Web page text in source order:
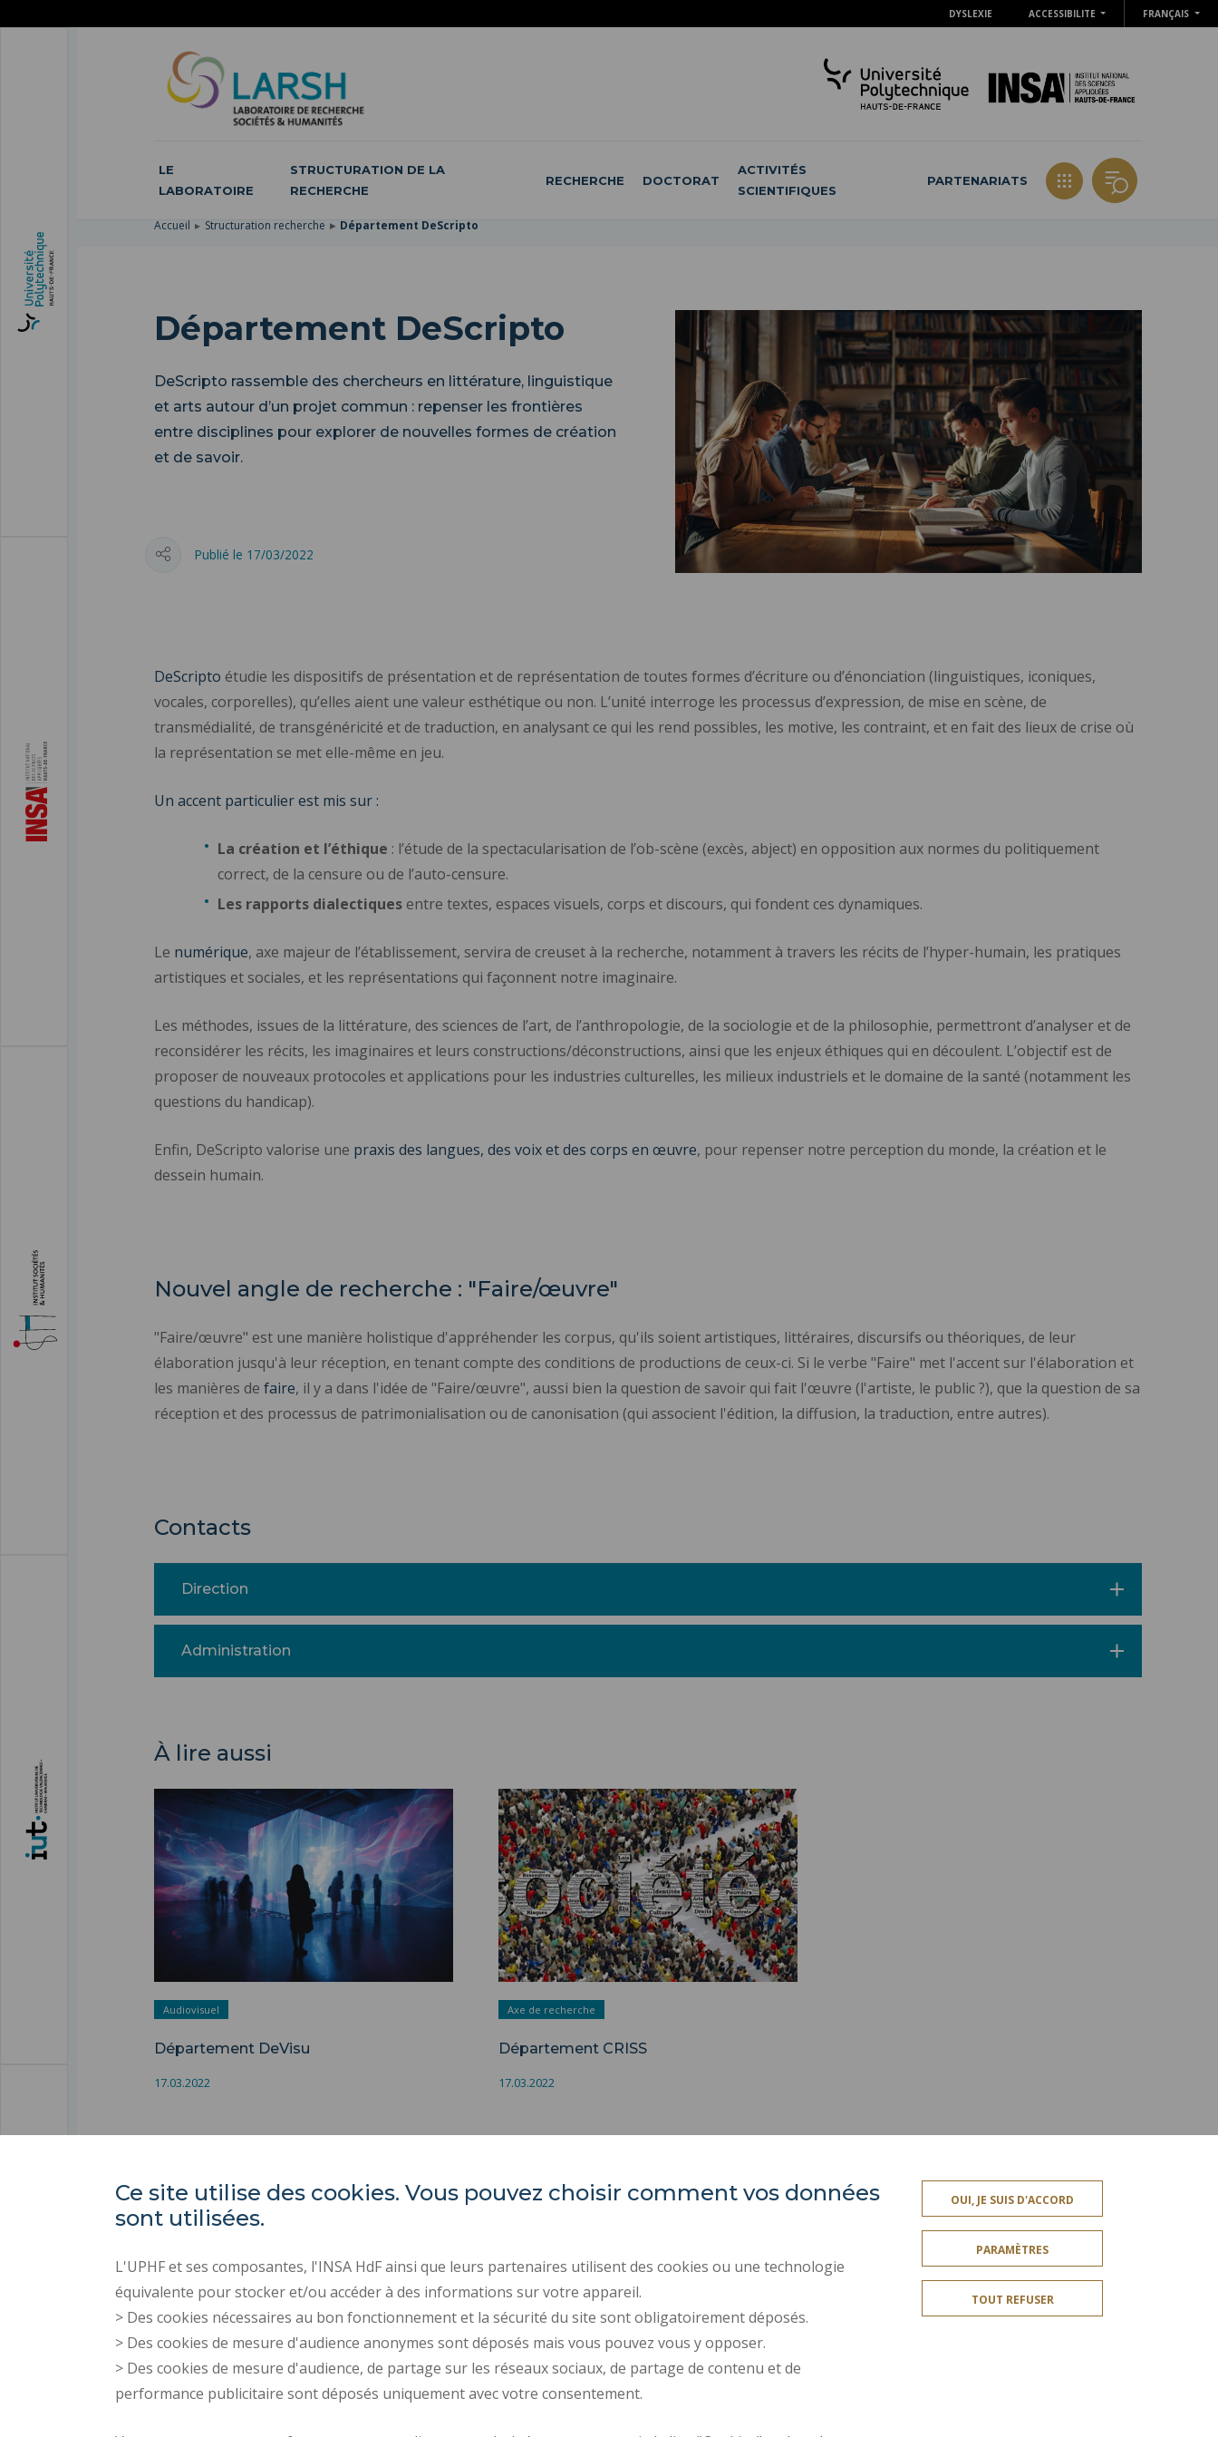
DYSLEXIE ACCESSIBILITE FRANÇAIS
LE
LABORATOIRE
STRUCTURATION DE LA
RECHERCHE
RECHERCHE DOCTORAT
ACTIVITÉS
SCIENTIFIQUES
PARTENARIATS
Accueil Structuration recherche Département DeScripto
Département DeScripto
DeScripto rassemble des chercheurs en littérature, linguistique
et arts autour d’un projet commun : repenser les frontières
entre disciplines pour explorer de nouvelles formes de création
et de savoir.
Publié le 17/03/2022
DeScripto étudie les dispositifs de présentation et de représentation de toutes formes d’écriture ou d’énonciation (linguistiques, iconiques,
vocales, corporelles), qu’elles aient une valeur esthétique ou non. L’unité interroge les processus d’expression, de mise en scène, de
transmédialité, de transgénéricité et de traduction, en analysant ce qui les rend possibles, les motive, les contraint, et en fait des lieux de crise où
la représentation se met elle-même en jeu.
Un accent particulier est mis sur :
La création et l’éthique : l’étude de la spectacularisation de l’ob-scène (excès, abject) en opposition aux normes du politiquement
correct, de la censure ou de l’auto-censure.
Les rapports dialectiquesentre textes, espaces visuels, corps et discours, qui fondent ces dynamiques.
Le numérique, axe majeur de l’établissement, servira de creuset à la recherche, notamment à travers les récits de l’hyper-humain, les pratiques
artistiques et sociales, et les représentations qui façonnent notre imaginaire.
Les méthodes, issues de la littérature, des sciences de l’art, de l’anthropologie, de la sociologie et de la philosophie, permettront d’analyser et de
reconsidérer les récits, les imaginaires et leurs constructions/déconstructions, ainsi que les enjeux éthiques qui en découlent. L’objectif est de
proposer de nouveaux protocoles et applications pour les industries culturelles, les milieux industriels et le domaine de la santé (notamment les
questions du handicap).
Enfin, DeScripto valorise une praxis des langues, des voix et des corps en œuvre, pour repenser notre perception du monde, la création et le
dessein humain.
Nouvel angle de recherche : "Faire/œuvre"
"Faire/œuvre" est une manière holistique d'appréhender les corpus, qu'ils soient artistiques, littéraires, discursifs ou théoriques, de leur
élaboration jusqu'à leur réception, en tenant compte des conditions de productions de ceux-ci. Si le verbe "Faire" met l'accent sur l'élaboration et
les manières de faire, il y a dans l'idée de "Faire/œuvre", aussi bien la question de savoir qui fait l'œuvre (l'artiste, le public ?), que la question de sa
réception et des processus de patrimonialisation ou de canonisation (qui associent l'édition, la diffusion, la traduction, entre autres).
Contacts
Direction
Administration
À lire aussi
Département DeVisu ">
Audiovisuel
Département DeVisu
17.03.2022
Département CRISS ">
Axe de recherche
Département CRISS
17.03.2022
Les Tertiales
Rue des Cent Têtes
59313 VALENCIENNES CEDEX 9
CRÉDITS
RECRUTEMENTS PLAN DU SITE
DONNÉES PERSONNELLES
GESTION DES COOKIES
Ce site utilise des cookies. Vous pouvez choisir comment vos données
sont utilisées.
L'UPHF et ses composantes, l'INSA HdF ainsi que leurs partenaires utilisent des cookies ou une technologie
équivalente pour stocker et/ou accéder à des informations sur votre appareil.
> Des cookies nécessaires au bon fonctionnement et la sécurité du site sont obligatoirement déposés.
> Des cookies de mesure d'audience anonymes sont déposés mais vous pouvez vous y opposer.
> Des cookies de mesure d'audience, de partage sur les réseaux sociaux, de partage de contenu et de
performance publicitaire sont déposés uniquement avec votre consentement.
OUI, JE SUIS D'ACCORD
PARAMÈTRES
TOUT REFUSER